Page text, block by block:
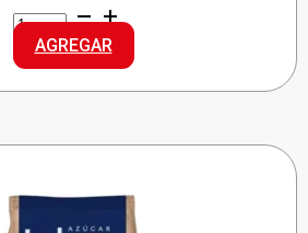
ARCOR
ARVEJAS
cantidad
AGREGAR